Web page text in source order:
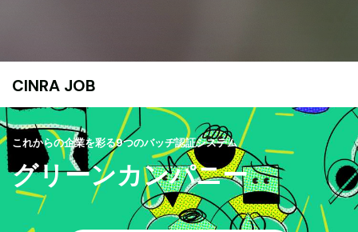
CINRA JOB
これからの企業を彩る9つのバッヂ認証システム
グリーンカンパニー